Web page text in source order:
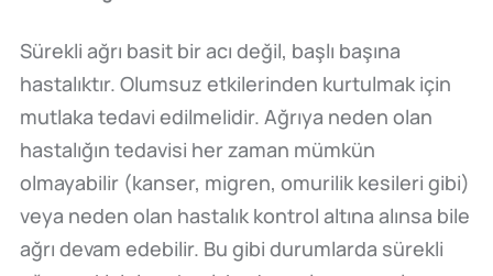
Sürekli ağrı basit bir acı değil, başlı başına
hastalıktır. Olumsuz etkilerinden kurtulmak için
mutlaka tedavi edilmelidir. Ağrıya neden olan
hastalığın tedavisi her zaman mümkün
olmayabilir (kanser, migren, omurilik kesileri gibi)
veya neden olan hastalık kontrol altına alınsa bile
ağrı devam edebilir. Bu gibi durumlarda sürekli